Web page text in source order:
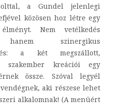
a Gundel jelenlegi
közösen hoz létre egy
Nem vetélkedés
szinergikus
a két megszállott,
szakember kreációi egy
össze. Szóval legyél
aki részese lehet
alkalomnak! (A menüért